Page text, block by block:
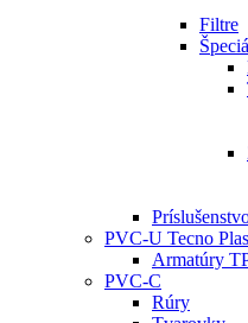
Filtre
PVC-U Tecno
Armatúry
PVC-C
Rúry